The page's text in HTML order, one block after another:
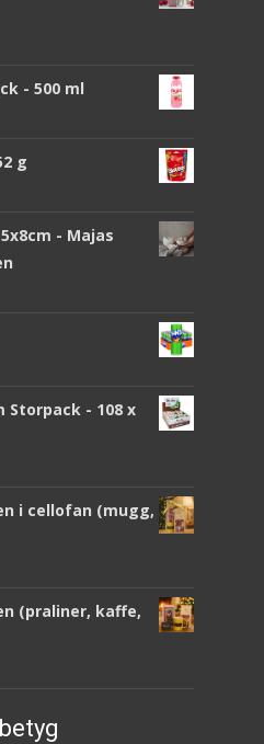
- 500 ml
g
- Majas
Storpack - 108 x
i cellofan (mugg,
(praliner, kaffe,